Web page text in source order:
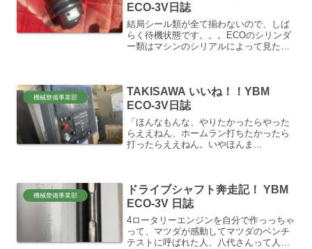
ECO-3V日誌
結局シール類が全て揃わないので、しば
らく待機状態です。。。ECOのシリンダ
ー類はマシンのシリアルによって見た目
うです。😂実際、今回の...
機械整備事業部
TAKISAWA いいね！！YBM
ECO-3V日誌
「ほんなもんな、やりたかったらやった
らええねん、ホームラン打ちたかったら
打ったらええねん。いやほんま
に、誰にアドバイスを求め、具体...
機械整備事業部
ドライブシャフト奔走記！ YBM
ECO-3V 日誌
4ロータリーエンジンを自分で作っっちゃ
って、マツダが感動してマツダのベンチ
テストに呼ばれた人、八代さんって人、